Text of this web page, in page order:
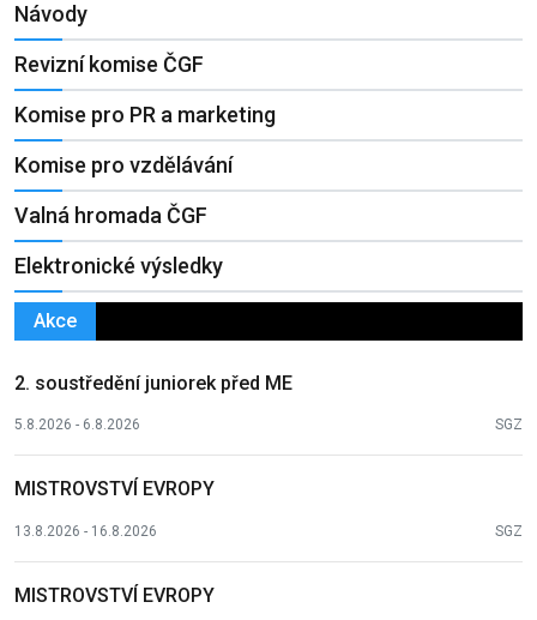
Návody
Revizní komise ČGF
Komise pro PR a marketing
Komise pro vzdělávání
Valná hromada ČGF
Elektronické výsledky
Akce
2. soustředění juniorek před ME
5.8.2026 - 6.8.2026 SGZ
MISTROVSTVÍ EVROPY
13.8.2026 - 16.8.2026 SGZ
MISTROVSTVÍ EVROPY